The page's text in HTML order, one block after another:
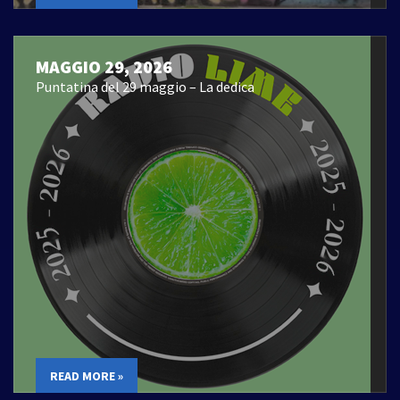
MAGGIO 29, 2026
Puntatina del 29 maggio – La dedica
READ MORE »